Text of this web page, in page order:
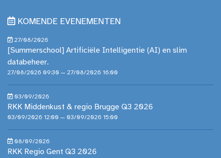
KOMENDE EVENEMENTEN
27/08/2026
[Summerschool] Artificiële Intelligentie (AI) en slim
databeheer.
27/08/2026 09:30 — 27/08/2026 16:00
03/09/2026
RKK Middenkust & regio Brugge Q3 2026
03/09/2026 12:00 — 03/09/2026 15:00
08/09/2026
RKK Regio Gent Q3 2026